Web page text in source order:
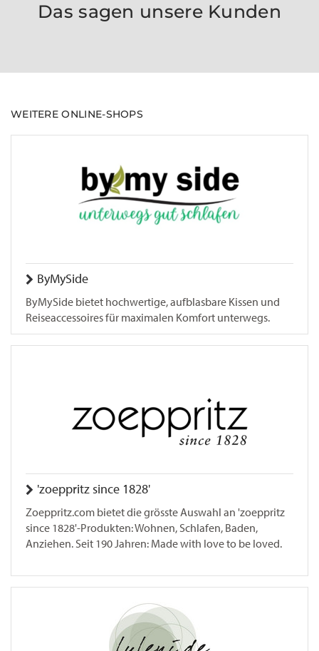
Das sagen unsere Kunden
WEITERE ONLINE-SHOPS
ByMySide
ByMySide bietet hochwertige, aufblasbare Kissen und
Reiseaccessoires für maximalen Komfort unterwegs.
'zoeppritz since 1828'
Zoeppritz.com bietet die grösste Auswahl an 'zoeppritz
since 1828'-Produkten: Wohnen, Schlafen, Baden,
Anziehen. Seit 190 Jahren: Made with love to be loved.